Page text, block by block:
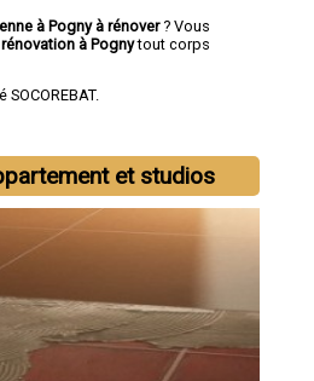
à Pogny à rénover? Vous
à Pognytout corps
et studios